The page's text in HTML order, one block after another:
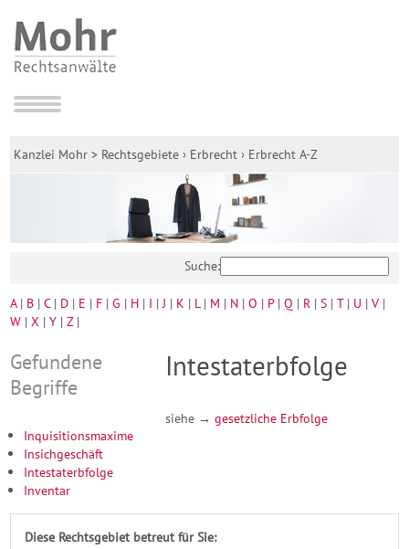
Kanzlei Mohr > Rechtsgebiete › Erbrecht › Erbrecht A-Z
Suche:
A| B |C| D | E | F |G | H | I |J | K | L| M | N |O | P|Q | R |S |T| U |V |
W |X |Y |Z|
Gefundene
Begriffe
Inquisitionsmaxime
Insichgeschäft
Intestaterbfolge
Inventar
Intestaterbfolge
siehe →gesetzliche Erbfolge
Diese Rechtsgebiet betreut für Sie: